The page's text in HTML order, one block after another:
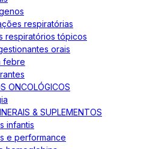
respiratórias
respiratórios tópicos
orais
febre
ONCOLÓGICOS
& SUPLEMENTOS
infantis
e performance